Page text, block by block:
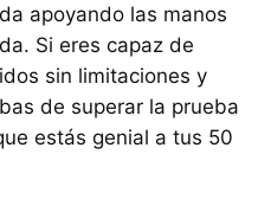
apoyando las manos
Si eres capaz de
sin limitaciones y
de superar la prueba
estás genial a tus 50